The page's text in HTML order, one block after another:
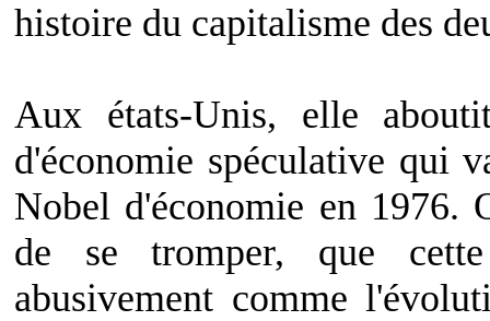
histoire du capitalisme des
Aux états-Unis, elle
d'économie spéculative qui
Nobel d'économie en 1976.
de se tromper, que cette
abusivement comme